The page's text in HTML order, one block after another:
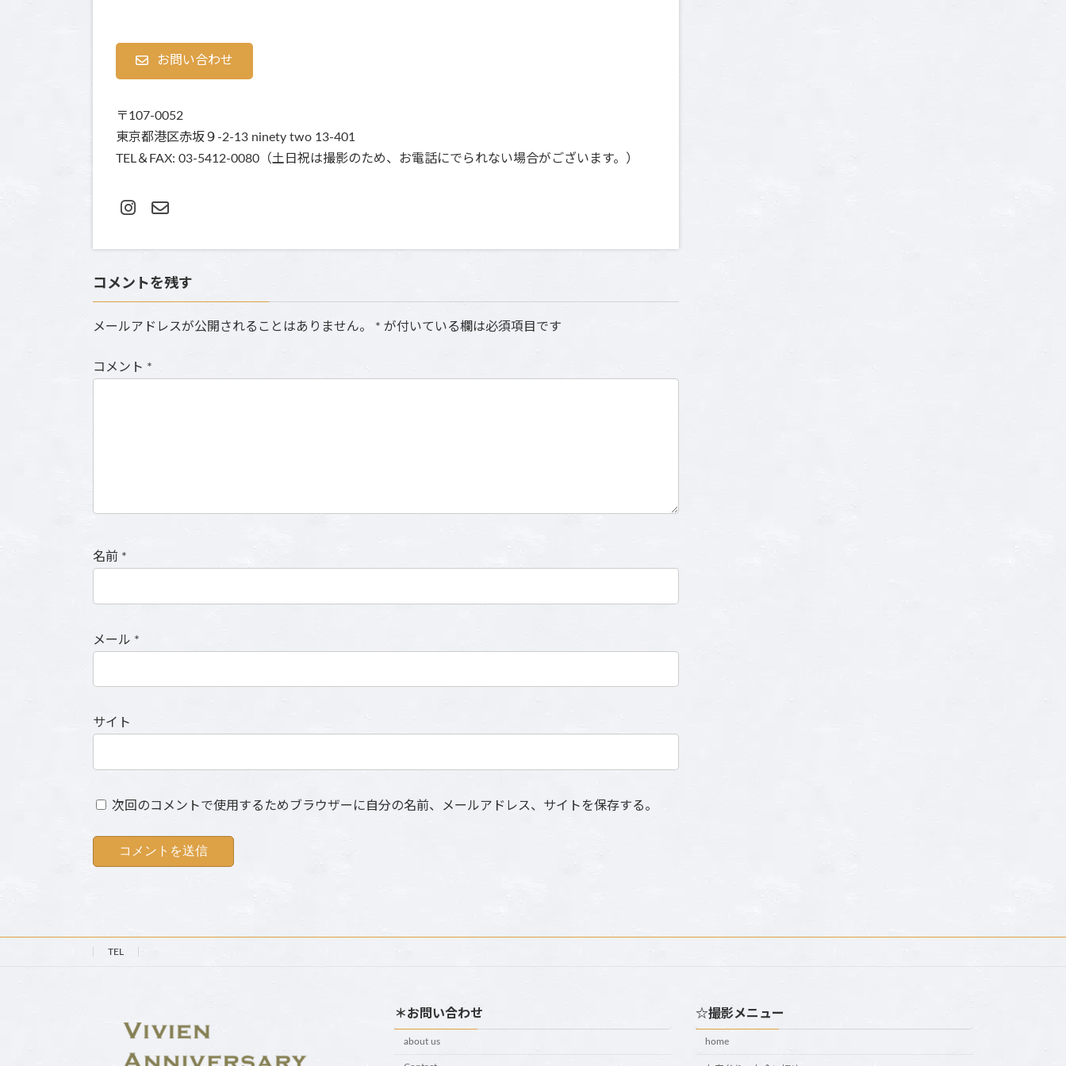
お問い合わせ
〒107-0052
東京都港区赤坂９-2-13 ninety two 13-401
TEL＆FAX: 03-5412-0080（土日祝は撮影のため、お電話にでられない場合がございます。）
コメントを残す
メールアドレスが公開されることはありません。 * が付いている欄は必須項目です
コメント *
名前 *
メール *
サイト
次回のコメントで使用するためブラウザーに自分の名前、メールアドレス、サイトを保存する。
TEL
＊お問い合わせ
about us
☆撮影メニュー
home